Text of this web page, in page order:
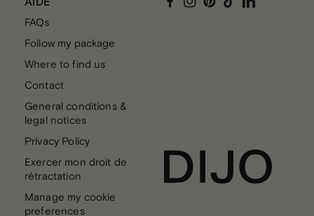
FAQs
Follow my package
Where to find us
Contact
General conditions &
legal notices
Privacy Policy
Exercer mon droit de
rétractation
Manage my cookie
preferences